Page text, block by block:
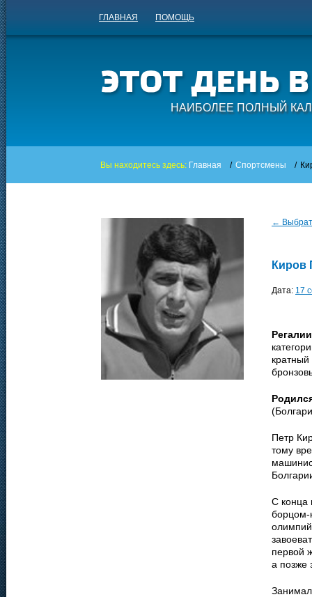
ГЛАВНАЯ ПОМОЩЬ
НАИБОЛЕЕ ПОЛНЫЙ
Вы находитесь здесь: Главная / Спортсмены /
←
Киров
Дата: 17
Петр
тому
С конца
борцом-
первой
а позже
Занимал